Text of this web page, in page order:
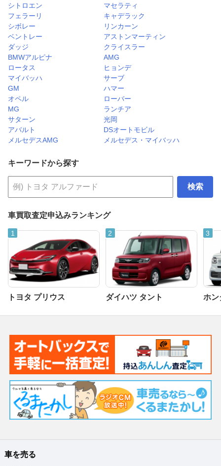
シトロエン
マセラティ
フェラーリ
キャデラック
シボレー
リンカーン
ベントレー
アストンマーティン
ダッジ
クライスラー
BMWアルピナ
AMG
ロータス
ヒョンデ
マイバッハ
サーブ
GM
ハマー
オペル
ローバー
MG
ランチア
サターン
光岡
アバルト
DSオートモビル
メルセデスAMG
メルセデス・マイバッハ
キーワードから探す
検索
車買取査定申込みランキング
トヨタ プリウス ダイハツ タント ホン
車を売る